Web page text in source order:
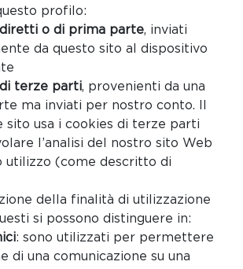
profilo:
o di prima parte, inviati
da questo sito al dispositivo
terze parti, provenienti da una
ma inviati per nostro conto. Il
sito usa i cookies di terze parti
l’analisi del nostro sito Web
utilizzo (come descritto di
della finalità di utilizzazione
si possono distinguere in:
: sono utilizzati per permettere
di una comunicazione su una